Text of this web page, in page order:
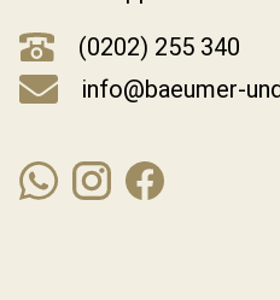
(0202) 255 340
info@baeumer-